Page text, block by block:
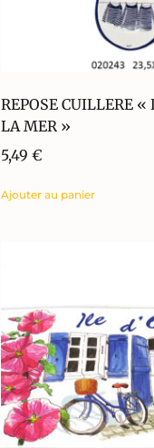
REPOSE CUILLERE
LA MER »
5,49 €
Ajouter au panier